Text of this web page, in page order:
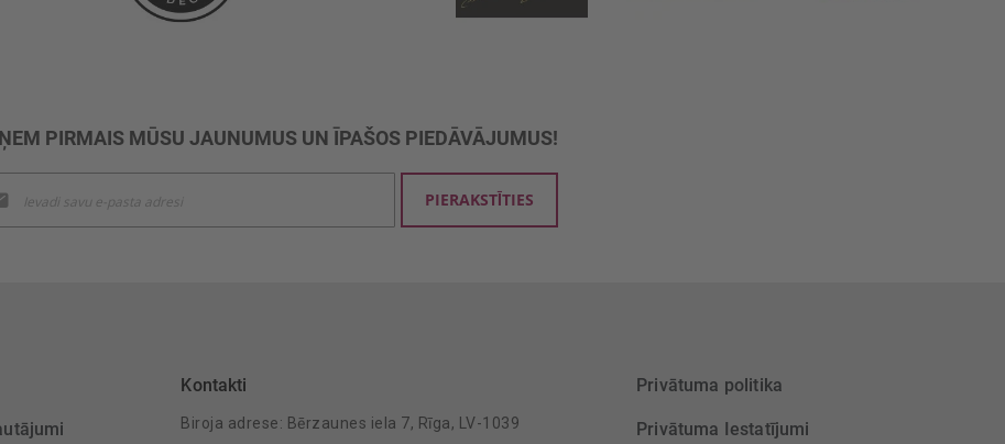
PIRMAIS MŪSU JAUNUMUS UN ĪPAŠOS PIEDĀVĀJUMUS!
PIERAKSTĪTIES
Kontakti
Biroja adrese: Bērzaunes iela 7, Rīga, LV-1039
Privātuma politika
Privātuma Iestatījumi